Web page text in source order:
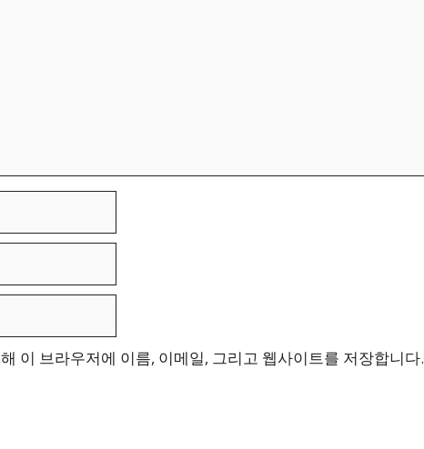
이 브라우저에 이름, 이메일, 그리고 웹사이트를 저장합니다.